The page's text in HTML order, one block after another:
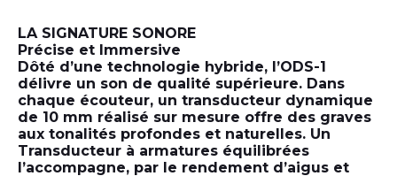
LA SIGNATURE SONORE
Précise et Immersive
Dôté d’une technologie hybride, l’ODS-1
délivre un son de qualité supérieure. Dans
chaque écouteur, un transducteur dynamique
de 10 mm réalisé sur mesure offre des graves
aux tonalités profondes et naturelles. Un
Transducteur à armatures équilibrées
l’accompagne, par le rendement d’aigus et